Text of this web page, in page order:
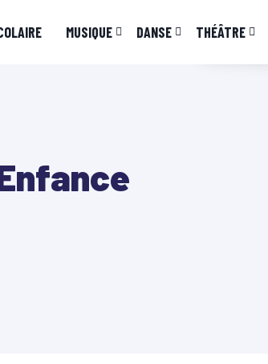
MUSIQUE DANSE THÉÂTRE